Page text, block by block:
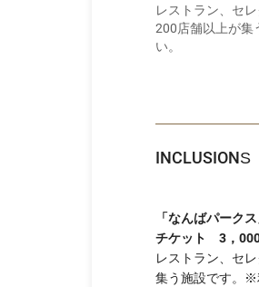
レストラン、セ
200店舗以上が集
い。
INCLUSIONS
「なんばパーク
チケット 3，000
レストラン、セ
集う施設です。※